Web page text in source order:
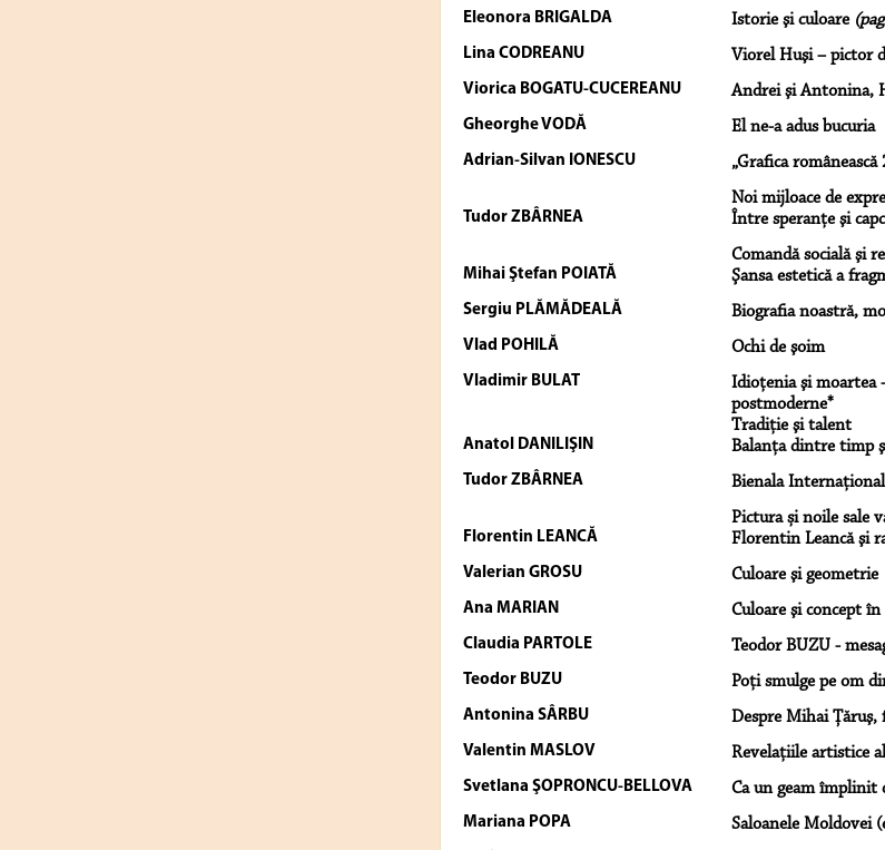
Eleonora BRIGALDA Istorie şi culoare
Lina CODREANU Viorel Huşi – pictor
Viorica BOGATU-CUCEREANU Andrei şi Antonina,
Gheorghe VODĂ El ne-a adus bucuria
Adrian-Silvan IONESCU
„Grafica
Noi mijloace de
Tudor ZBÂRNEA
Între speranţe şi
Comandă socială şi
Mihai Ştefan POIATĂ Şansa estetică a
Sergiu PLĂMĂDEALĂ Biografia noastră,
Vlad POHILĂ Ochi de şoim
Vladimir BULAT
Idioţenia şi moartea
postmoderne*
Tradiţie şi talent
Anatol DANILIŞIN Balanţa dintre timp
Tudor ZBÂRNEA
Bienala
Pictura și noile sale
Florentin LEANCĂ Florentin Leancă şi
Valerian GROSU Culoare şi geometrie
Ana MARIAN Culoare şi concept
Claudia PARTOLE Teodor BUZU -
Teodor BUZU Poți smulge pe om
Antonina SÂRBU Despre Mihai Ţăruş,
Valentin MASLOV Revelațiile artistice
Svetlana ŞOPRONCU-BELLOVA Ca un geam împlinit
Mariana POPA Saloanele Moldovei